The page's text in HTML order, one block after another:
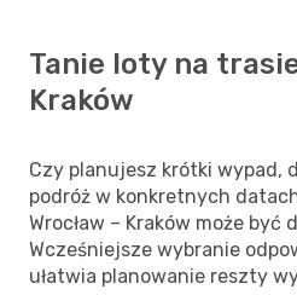
Tanie loty na
Kraków
Czy planujesz krótki wypad,
podróż w konkretnych
Wrocław – Kraków może być
Wcześniejsze wybranie
ułatwia planowanie reszty